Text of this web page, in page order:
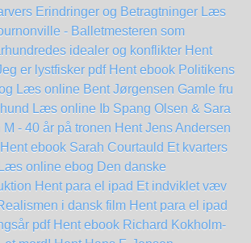
Erindringer og Betragtninger Læs
- Balletmesteren som
idealer og konflikter Hent
er lystfisker pdf Hent ebook Politikens
Læs online Bent Jørgensen Gamle fru
Læs online Ib Spang Olsen & Sara
M - 40 år på tronen Hent Jens Andersen
ebook Sarah Courtauld Et kvarters
online ebog Den danske
Hent para el ipad Et indviklet væv
i dansk film Hent para el ipad
pdf Hent ebook Richard Kokholm-